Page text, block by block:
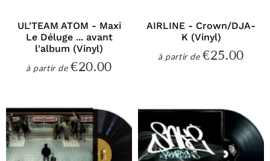
UL'TEAM ATOM - Maxi
Le Déluge ... avant
l'album (Vinyl)
à partir dePrix
€20.00
AIRLINE - Crown/DJA-
K (Vinyl)
à partir dePrix
€25.00